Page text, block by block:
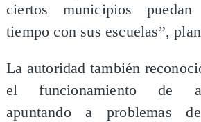
ciertos municipios puedan
tiempo con sus escuelas”,
La autoridad también
el funcionamiento de
apuntando a problemas